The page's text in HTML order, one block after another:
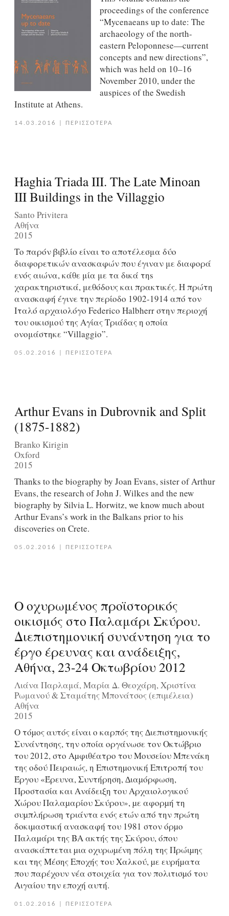
proceedings of the conference
“Mycenaeans up to date: The
archaeology of the north-
eastern Peloponnese—current
concepts and new directions”,
which was held on 10–16
November 2010, under the
auspices of the Swedish
Institute at Athens.
14.03.2016 ΠΕΡΙΣΣΟΤΕΡΑ
Haghia Triada III. The Late Minoan
III Buildings in the Villaggio
Santo Privitera
Αθήνα
2015
Το παρόν βιβλίο είναι το αποτέλεσμα δύο
διαφορετικών ανασκαφών που έγιναν με διαφορά
ενός αιώνα, κάθε μία με τα δικά τηs
χαρακτηριστικά, μεθόδους και πρακτικές. Η πρώτη
ανασκαφή έγινε την περίοδο 1902-1914 από τον
Ιταλό αρχαιολόγο Federico Halbherr στην περιοχή
του οικισμού της Αγίας Tριάδας η οποία
ονομάστηκε “Villaggio”.
05.02.2016 ΠΕΡΙΣΣΟΤΕΡΑ
Arthur Evans in Dubrovnik and Split
(1875-1882)
Branko Kirigin
Oxford
2015
Thanks to the biography by Joan Evans, sister of Arthur
Evans, the research of John J. Wilkes and the new
biography by Silvia L. Horwitz, we know much about
Arthur Evans’s work in the Balkans prior to his
discoveries on Crete.
05.02.2016 ΠΕΡΙΣΣΟΤΕΡΑ
Ο οχυρωμένος προϊστορικός
οικισμός στο Παλαμάρι Σκύρου.
Διεπιστημονική συνάντηση για το
έργο έρευνας και ανάδειξης,
Αθήνα, 23-24 Οκτωβρίου 2012
Λιάνα Παρλαμά, Μαρία Δ. Θεοχάρη, Χριστίνα
Ρωμανού & Σταμάτης Μπονάτσος (επιμέλεια)
Αθήνα
2015
Ο τόµος αυτός είναι ο καρπός της ∆ιεπιστηµονικής
Συνάντησης, την οποία οργάνωσε τον Οκτώβριο
του 2012, στο Αµφιθέατρο του Μουσείου Μπενάκη
της οδού Πειραιώς, η Επιστηµονική Επιτροπή του
Έργου «Έρευνα, Συντήρηση, ∆ιαµόρφωση,
Προστασία και Ανάδειξη του Αρχαιολογικού
Χώρου Παλαµαρίου Σκύρου», µε αφορµή τη
συµπλήρωση τριάντα ενός ετών από την πρώτη
δοκιµαστική ανασκαφή του 1981 στον όρµο
Παλαµάρι της ΒΑ ακτής της Σκύρου, όπου
ανασκάπτεται µια οχυρωµένη πόλη της Πρώιµης
και της Μέσης Εποχής του Χαλκού, µε ευρήµατα
που παρέχουν νέα στοιχεία για τον πολιτισµό του
Αιγαίου την εποχή αυτή.
01.02.2016 ΠΕΡΙΣΣΟΤΕΡΑ